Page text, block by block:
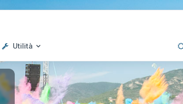
Utilità